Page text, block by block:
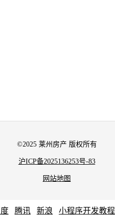
©2025 莱州房产 版权所有
沪ICP备2025136253号-83
网站地图
腾讯 新浪 小程序开发教程